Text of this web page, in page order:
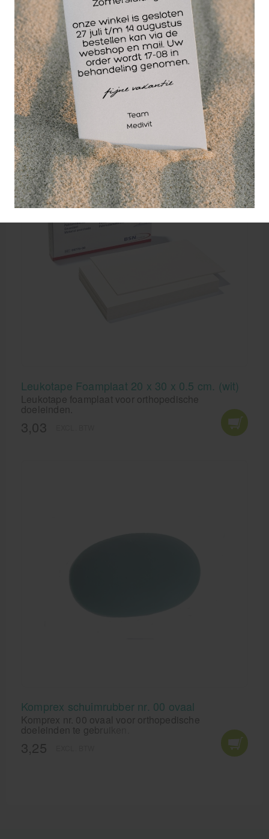
Foam zelfklevend zwart 50 x 25 x 0.5 cm.
Zelfklevende foamplaat voor orthopedische
doeleinden.
10,25 EXCL. BTW
Leukotape Foamplaat 20 x 30 x 0.5 cm. (wit)
Leukotape foamplaat voor orthopedische
doeleinden.
3,03
Komprex schuimrubber nr. 00 ovaal
Komprex nr. 00 ovaal voor orthopedische
doeleinden te gebruiken.
3,25